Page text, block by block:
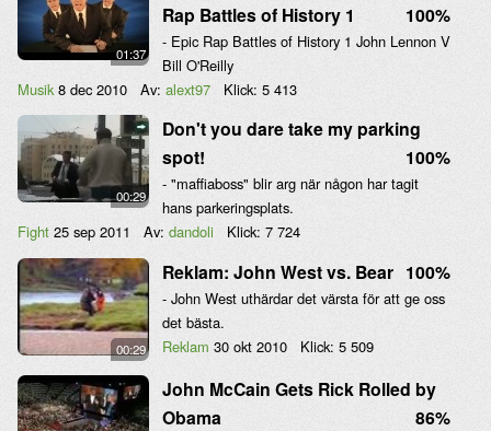
01:37
Rap Battles of History 1
100%
- Epic Rap Battles of History 1 John Lennon V
Bill O'Reilly
Musik 8 dec 2010 Av: alext97 Klick: 5 413
00:29
Don't you dare take my parking
spot!
100%
- "maffiaboss" blir arg när någon har tagit
hans parkeringsplats.
Fight 25 sep 2011 Av: dandoli Klick: 7 724
00:29
Reklam: John West vs. Bear 100%
- John West uthärdar det värsta för att ge oss
det bästa.
Reklam 30 okt 2010 Klick: 5 509
John McCain Gets Rick Rolled by
Obama
86%